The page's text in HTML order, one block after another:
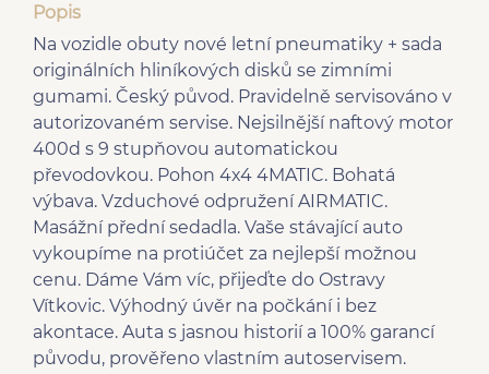
head-up display
multifunkční volant
regulace výšky
podvozku
dřevěné obložení
palubní desky
dělená zadní sedadla
nastavitelný volant
tónovaná skla
vyhřívaná zrcátka
výškově nastavitelné
sedadlo řidiče
deaktivace airbagu
spolujezdce
zadní stěrač
regulace tuhosti
podvozku
pérování vzduch
senzor tlaku v
pneumatikách
čtyřzónová klimatizace
bluetooth
el. sklopná zrcátka
Zadní světla LED
Popis
Na vozidle obuty nové letní pneumatiky + sada
originálních hliníkových disků se zimními
gumami. Český původ. Pravidelně servisováno v
autorizovaném servise. Nejsilnější naftový motor
400d s 9 stupňovou automatickou
převodovkou. Pohon 4x4 4MATIC. Bohatá
výbava. Vzduchové odpružení AIRMATIC.
Masážní přední sedadla. Vaše stávající auto
vykoupíme na protiúčet za nejlepší možnou
cenu. Dáme Vám víc, přijeďte do Ostravy
Vítkovic. Výhodný úvěr na počkání i bez
akontace. Auta s jasnou historií a 100% garancí
původu, prověřeno vlastním autoservisem.